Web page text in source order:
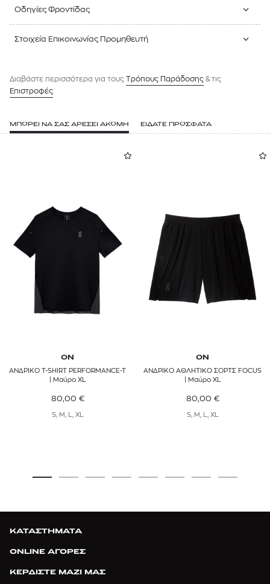
Οδηγίες Φροντίδας
Στοιχεία Επικοινωνίας Προμηθευτή
Διαβάστε περισσότερα για τους Tρόπους Παράδοσης & τις
Επιστροφές
ΜΠΟΡΕΙ ΝΑ ΣΑΣ ΑΡΕΣΕΙ ΑΚΟΜΗ ΕΙΔΑΤΕ ΠΡΟΣΦΑΤΑ
ON
ΑΝΔΡΙΚΟ T-SHIRT PERFORMANCE-T
| Μαύρο XL
80,00 €
S, M, L, XL
ON
ΑΝΔΡΙΚΟ ΑΘΛΗΤΙΚΟ ΣΟΡΤΣ FOCUS
| Μαύρο XL
80,00 €
S, M, L, XL
ΚΑΤΑΣΤΗΜΑΤΑ
ONLINE ΑΓΟΡΕΣ
ΚΕΡΔΙΣΤΕ ΜΑΖΙ ΜΑΣ